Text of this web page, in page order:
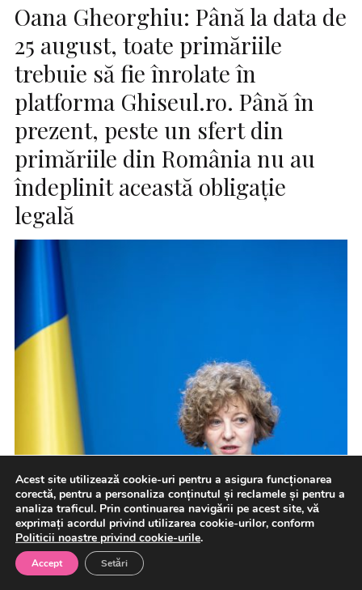
Oana Gheorghiu: Până la data de
25 august, toate primăriile
trebuie să fie înrolate în
platforma Ghiseul.ro. Până în
prezent, peste un sfert din
primăriile din România nu au
îndeplinit această obligaţie
legală
Acest site utilizează cookie-uri pentru a asigura funcționarea
corectă, pentru a personaliza conținutul și reclamele și pentru a
analiza traficul. Prin continuarea navigării pe acest site, vă
exprimați acordul privind utilizarea cookie-urilor, conform
Politicii noastre privind cookie-urile.
Accept Setări